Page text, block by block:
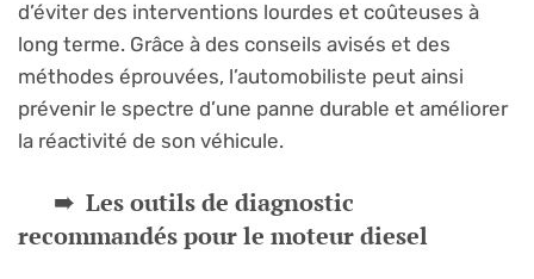
d’éviter des interventions lourdes et coûteuses à
long terme. Grâce à des conseils avisés et des
méthodes éprouvées, l’automobiliste peut ainsi
prévenir le spectre d’une panne durable et améliorer
la réactivité de son véhicule.
Les outils de diagnostic
recommandés pour le moteur diesel